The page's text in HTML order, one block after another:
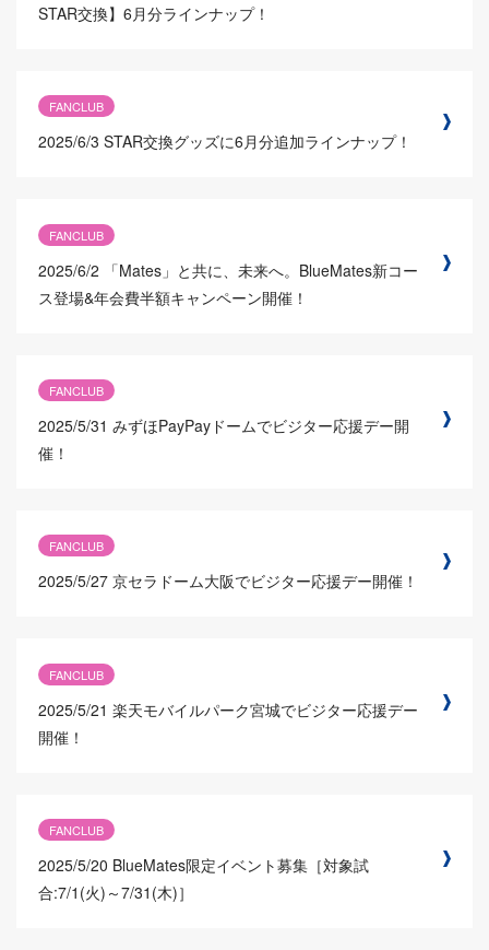
STAR交換】6月分ラインナップ！
FANCLUB
2025/6/3 STAR交換グッズに6月分追加ラインナップ！
FANCLUB
2025/6/2
「Mates」と共に、未来へ。BlueMates新コー
ス登場&年会費半額キャンペーン開催！
FANCLUB
2025/5/31 みずほPayPayドームでビジター応援デー開
催！
FANCLUB
2025/5/27 京セラドーム大阪でビジター応援デー開催！
FANCLUB
2025/5/21 楽天モバイルパーク宮城でビジター応援デー
開催！
FANCLUB
2025/5/20 BlueMates限定イベント募集［対象試
合:7/1(火)～7/31(木)］